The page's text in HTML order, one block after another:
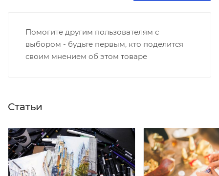
Помогите другим пользователям с
выбором - будьте первым, кто поделится
своим мнением об этом товаре
Статьи